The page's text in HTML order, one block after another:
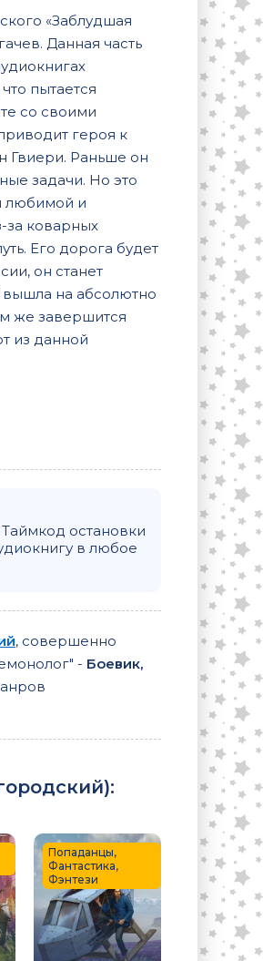
«Заблудшая
Данная часть
пытается
со своими
героя к
Гвиери. Раньше он
задачи. Но это
любимой и
за коварных
Его дорога будет
он станет
вышла на абсолютно
же завершится
из данной
остановки
в любое
, совершенно
- Боевик,
):
Попаданцы,
Фантастика,
Фэнтези